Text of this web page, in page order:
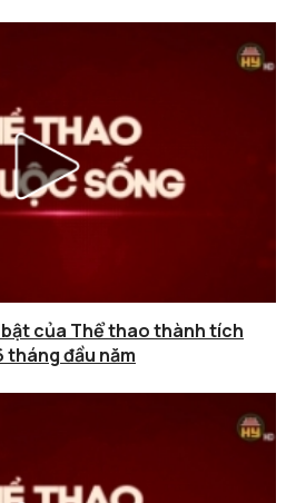
của Thể thao thành tích
tháng đầu năm